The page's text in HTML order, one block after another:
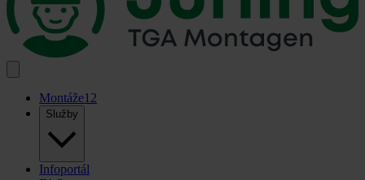
Montáže12
Služby
Infoportál